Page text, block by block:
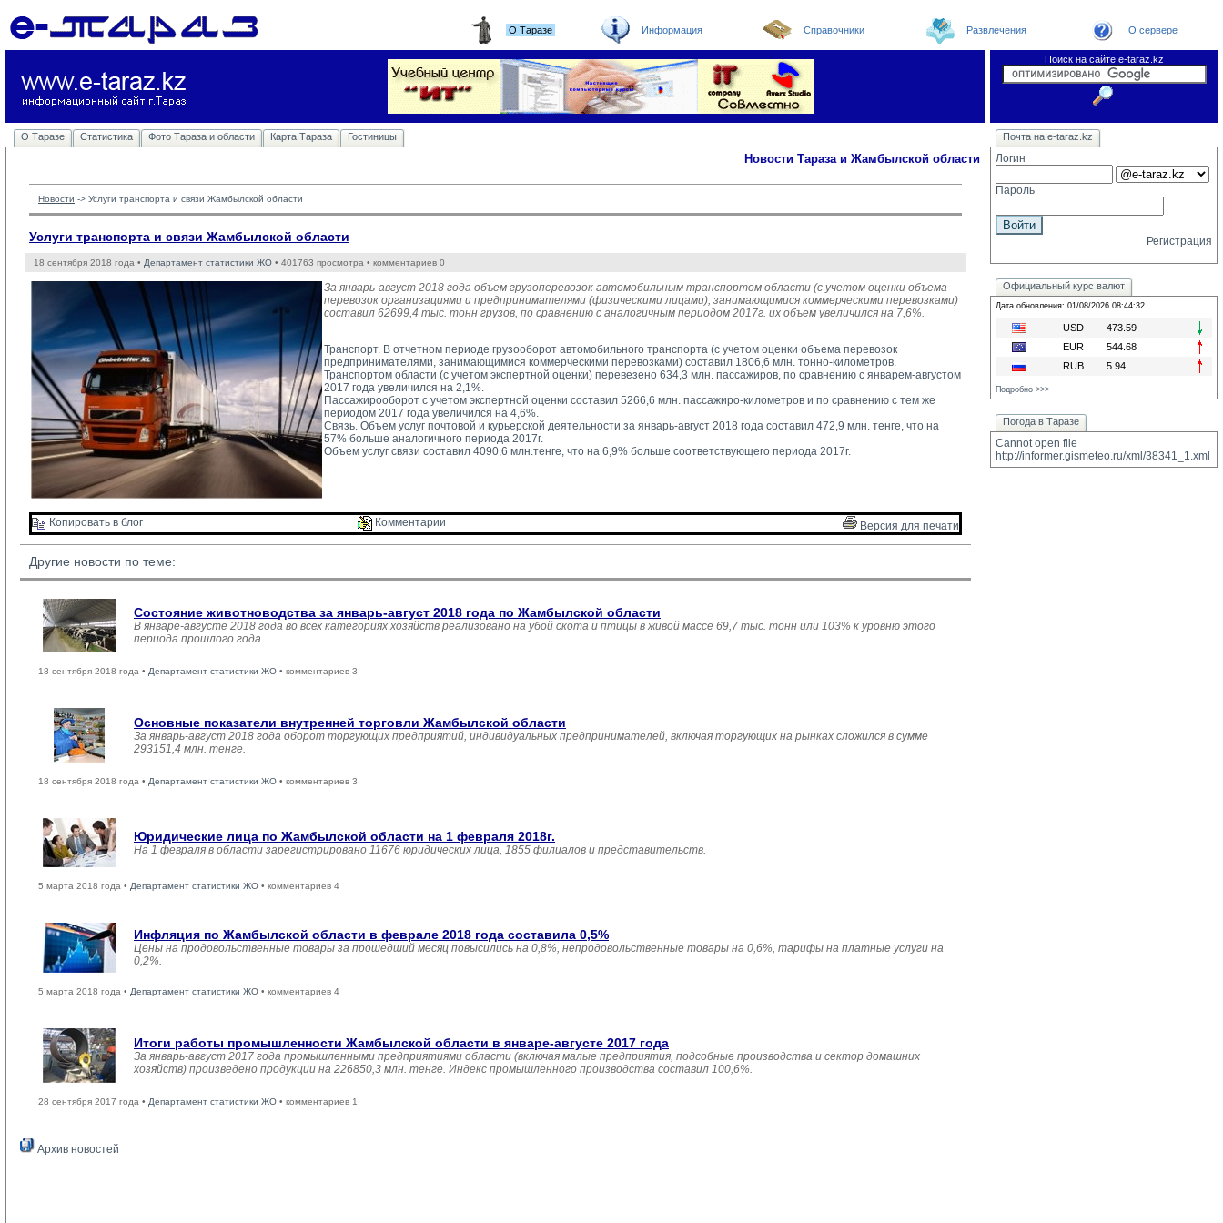
О Таразе Информация Справочники Развлечения О сервере
Поиск на сайте e-taraz.kz
О Таразе Статистика Фото Тараза и области Карта Тараза Гостиницы Новости Погода в Таразе
Телефоный справочник
Видеоконференция
Новости e-taraz
Новости Тараза и Жамбылской области
Новости -> Услуги транспорта и связи Жамбылской области
Услуги транспорта и связи Жамбылской области
18 сентября 2018 года • Департамент статистики ЖО • 401763 просмотра • комментариев 0
За январь-август 2018 года объем грузоперевозок автомобильным транспортом области (с учетом оценки объема
перевозок организациями и предпринимателями (физическими лицами), занимающимися коммерческими перевозками)
составил 62699,4 тыс. тонн грузов, по сравнению с аналогичным периодом 2017г. их объем увеличился на 7,6%.
Транспорт. В отчетном периоде грузооборот автомобильного транспорта (с учетом оценки объема перевозок
предпринимателями, занимающимися коммерческими перевозками) cоставил 1806,6 млн. тонно-километров.
Транспортом области (с учетом экспертной оценки) перевезено 634,3 млн. пассажиров, по сравнению с январем-августом
2017 года увеличился на 2,1%.
Пассажирооборот с учетом экспертной оценки составил 5266,6 млн. пассажиро-километров и по сравнению с тем же
периодом 2017 года увеличился на 4,6%.
Связь. Объем услуг почтовой и курьерской деятельности за январь-август 2018 года составил 472,9 млн. тенге, что на
57% больше аналогичного периода 2017г.
Объем услуг связи составил 4090,6 млн.тенге, что на 6,9% больше соответствующего периода 2017г.
Копировать в блог Комментарии Версия для печати
Другие новости по теме:
Состояние животноводства за январь-август 2018 года по Жамбылской области
В январе-августе 2018 года во всех категориях хозяйств реализовано на убой скота и птицы в живой массе 69,7 тыс. тонн или 103% к уровню этого
периода прошлого года.
18 сентября 2018 года • Департамент статистики ЖО • комментариев 3
Основные показатели внутренней торговли Жамбылской области
За январь-август 2018 года оборот торгующих предприятий, индивидуальных предпринимателей, включая торгующих на рынках сложился в сумме
293151,4 млн. тенге.
18 сентября 2018 года • Департамент статистики ЖО • комментариев 3
Юридические лица по Жамбылской области на 1 февраля 2018г.
На 1 февраля в области зарегистрировано 11676 юридических лица, 1855 филиалов и представительств.
5 марта 2018 года • Департамент статистики ЖО • комментариев 4
Инфляция по Жамбылской области в феврале 2018 года составила 0,5%
Цены на продовольственные товары за прошедший месяц повысились на 0,8%, непродовольственные товары на 0,6%, тарифы на платные услуги на
0,2%.
5 марта 2018 года • Департамент статистики ЖО • комментариев 4
Итоги работы промышленности Жамбылской области в январе-августе 2017 года
За январь-август 2017 года промышленными предприятиями области (включая малые предприятия, подсобные производства и сектор домашних
хозяйств) произведено продукции на 226850,3 млн. тенге. Индекс промышленного производства составил 100,6%.
28 сентября 2017 года • Департамент статистики ЖО • комментариев 1
Архив новостей
Почта на e-taraz.kz
Логин
Пароль
Регистрация
Официальный курс валют
Дата обновления: 01/08/2026 08:44:32
USD
473.59
EUR
544.68
RUB
5.94
Подробно >>>
Погода в Таразе
Cannot open file
http://informer.gismeteo.ru/xml/38341_1.xml